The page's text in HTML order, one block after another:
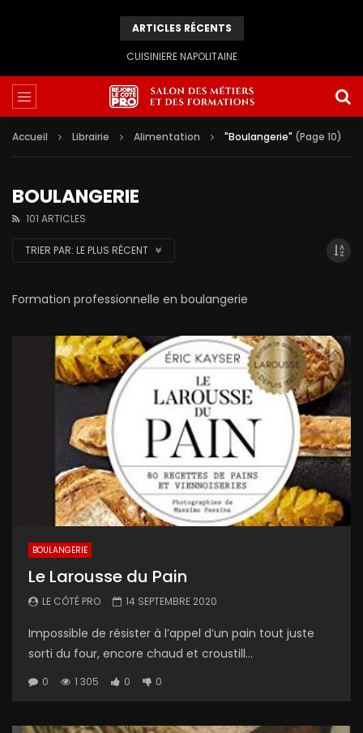
ARTICLES RÉCENTS
CUISINIERE NAPOLITAINE
Accueil Librairie Alimentation "Boulangerie" (Page 10)
BOULANGERIE
101 ARTICLES
TRIER PAR: LE PLUS RÉCENT
Formation professionnelle en boulangerie
BOULANGERIE
Le Larousse du Pain
LE CÔTÉ PRO 14 SEPTEMBRE 2020
Impossible de résister à l’appel d’un pain tout juste
sorti du four, encore chaud et croustill...
0 1 305 0 0